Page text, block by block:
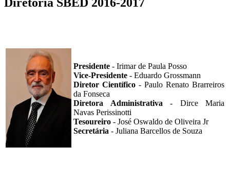
Presidente - Irimar de Paula Posso
Vice-Presidente - Eduardo Grossmann
Diretor Científico - Paulo Renato Brarreiros
da Fonseca
Diretora Administrativa - Dirce Maria
Navas Perissinotti
Tesoureiro - José Oswaldo de Oliveira Jr
Secretária - Juliana Barcellos de Souza